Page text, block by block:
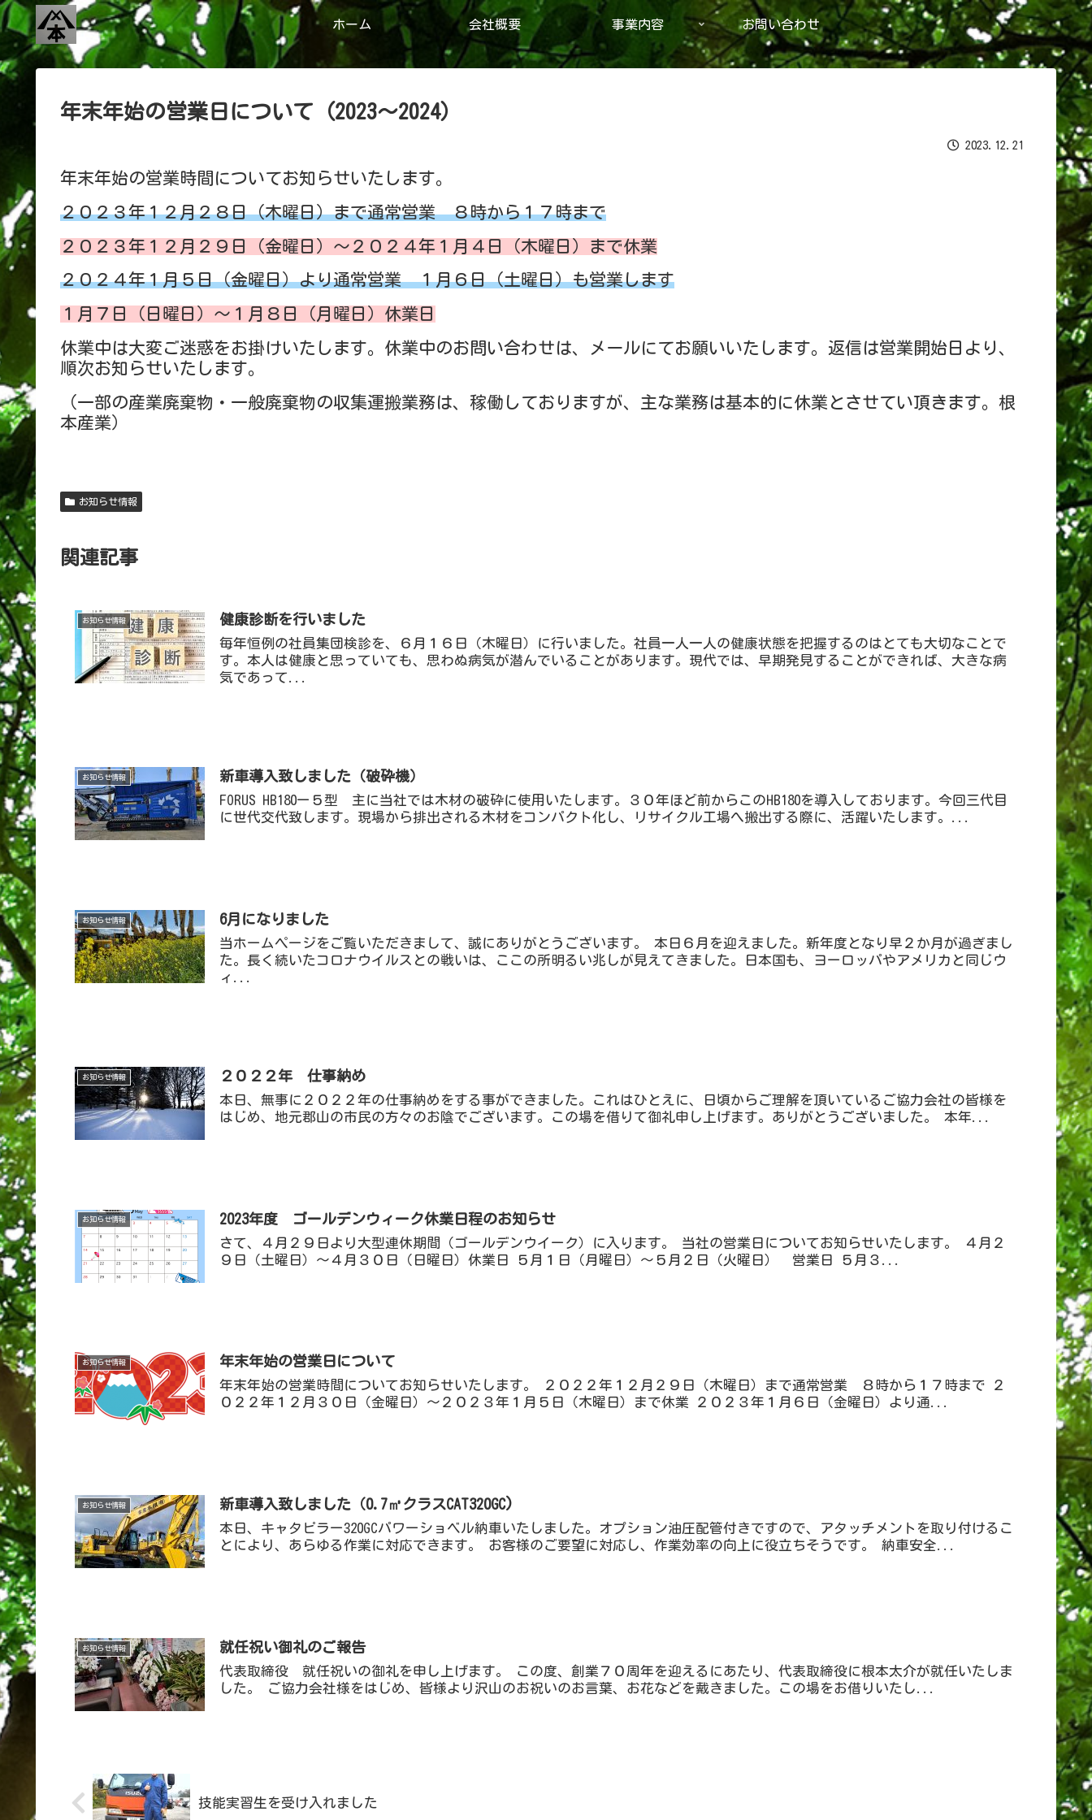
ホーム 会社概要 事業内容 お問い合わせ
年末年始の営業日について（2023～2024）
2023.12.21
年末年始の営業時間についてお知らせいたします。
２０２３年１２月２８日（木曜日）まで通常営業 ８時から１７時まで
２０２３年１２月２９日（金曜日）～２０２４年１月４日（木曜日）まで休業
２０２４年１月５日（金曜日）より通常営業 １月６日（土曜日）も営業します
１月７日（日曜日）～１月８日（月曜日）休業日
休業中は大変ご迷惑をお掛けいたします。休業中のお問い合わせは、メールにてお願いいたします。返信は営業開始日より、
順次お知らせいたします。
（一部の産業廃棄物・一般廃棄物の収集運搬業務は、稼働しておりますが、主な業務は基本的に休業とさせてい頂きます。根
本産業）
お知らせ情報
関連記事
お知らせ情報 健康診断を行いました
毎年恒例の社員集団検診を、６月１６日（木曜日）に行いました。社員一人一人の健康状態を把握するのはとても大切なことで
す。本人は健康と思っていても、思わぬ病気が潜んでいることがあります。現代では、早期発見することができれば、大きな病
気であって...
お知らせ情報 新車導入致しました（破砕機）
FORUS HB180ー５型 主に当社では木材の破砕に使用いたします。３０年ほど前からこのHB180を導入しております。今回三代目
に世代交代致します。現場から排出される木材をコンパクト化し、リサイクル工場へ搬出する際に、活躍いたします。...
お知らせ情報 6月になりました
当ホームページをご覧いただきまして、誠にありがとうございます。 本日６月を迎えました。新年度となり早２か月が過ぎまし
た。長く続いたコロナウイルスとの戦いは、ここの所明るい兆しが見えてきました。日本国も、ヨーロッパやアメリカと同じウ
ィ...
お知らせ情報 ２０２２年 仕事納め
本日、無事に２０２２年の仕事納めをする事ができました。これはひとえに、日頃からご理解を頂いているご協力会社の皆様を
はじめ、地元郡山の市民の方々のお陰でございます。この場を借りて御礼申し上げます。ありがとうございました。 本年...
お知らせ情報 2023年度 ゴールデンウィーク休業日程のお知らせ
さて、４月２９日より大型連休期間（ゴールデンウイーク）に入ります。 当社の営業日についてお知らせいたします。 ４月２
９日（土曜日）～４月３０日（日曜日）休業日 ５月１日（月曜日）～５月２日（火曜日） 営業日 ５月３...
お知らせ情報 年末年始の営業日について
年末年始の営業時間についてお知らせいたします。 ２０２２年１２月２９日（木曜日）まで通常営業 ８時から１７時まで ２
０２２年１２月３０日（金曜日）～２０２３年１月５日（木曜日）まで休業 ２０２３年１月６日（金曜日）より通...
お知らせ情報 新車導入致しました（0.7㎥クラスCAT320GC)
本日、キャタピラー320GCパワーショベル納車いたしました。オプション油圧配管付きですので、アタッチメントを取り付けるこ
とにより、あらゆる作業に対応できます。 お客様のご要望に対応し、作業効率の向上に役立ちそうです。 納車安全...
お知らせ情報 就任祝い御礼のご報告
代表取締役 就任祝いの御礼を申し上げます。 この度、創業７０周年を迎えるにあたり、代表取締役に根本太介が就任いたしま
した。 ご協力会社様をはじめ、皆様より沢山のお祝いのお言葉、お花などを戴きました。この場をお借りいたし...
技能実習生を受け入れました